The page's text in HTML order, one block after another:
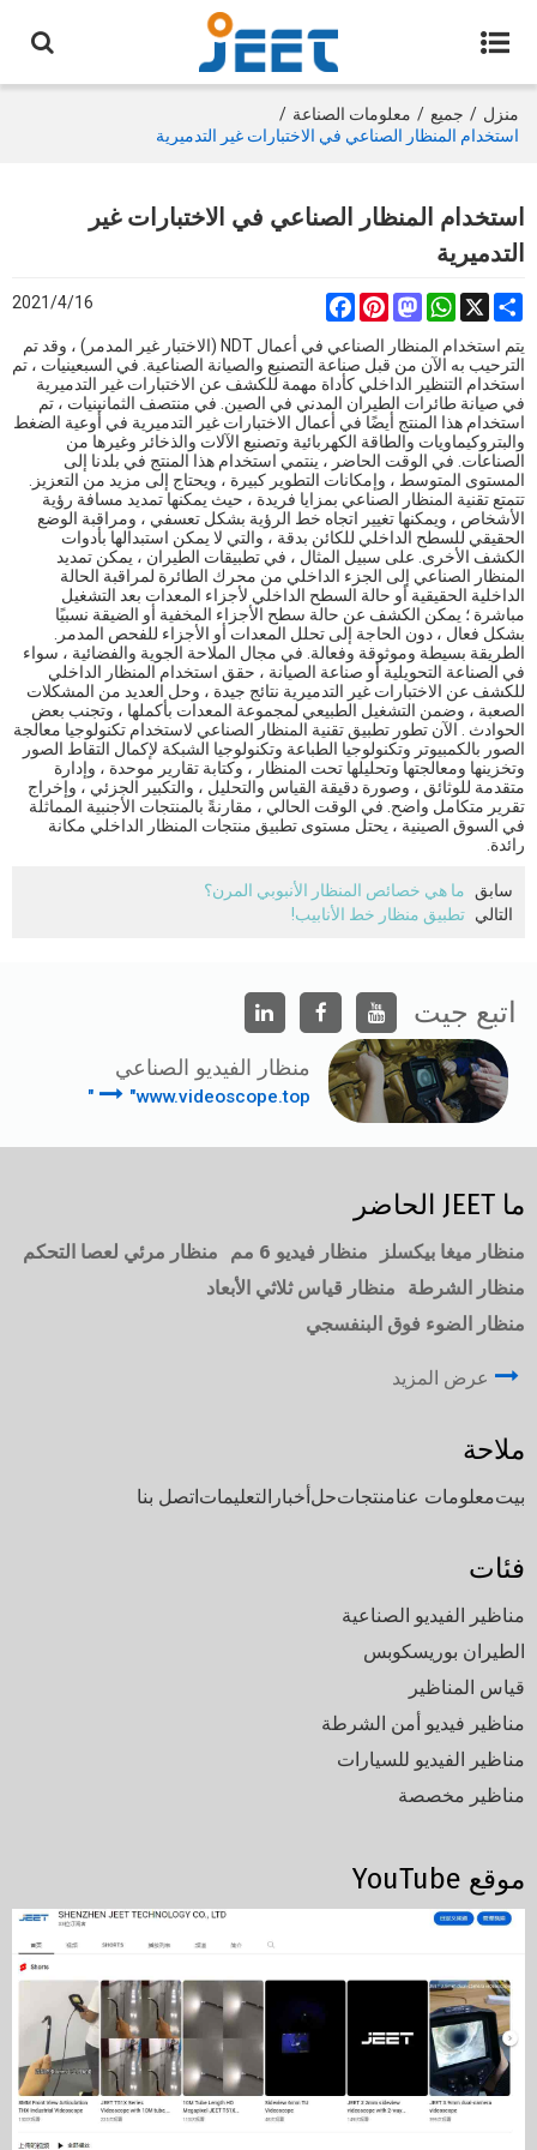
منزل / جميع / معلومات الصناعة /
استخدام المنظار الصناعي في الاختبارات غير التدميرية
استخدام المنظار الصناعي في الاختبارات غير
التدميرية
Share
FacebookPinterest
Mastodon
WhatsApp X
2021/4/16
يتم استخدام المنظار الصناعي في أعمال NDT (الاختبار غير المدمر) ، وقد تم
الترحيب به الآن من قبل صناعة التصنيع والصيانة الصناعية. في السبعينيات ، تم
استخدام التنظير الداخلي كأداة مهمة للكشف عن الاختبارات غير التدميرية
في صيانة طائرات الطيران المدني في الصين. في منتصف الثمانينيات ، تم
استخدام هذا المنتج أيضًا في أعمال الاختبارات غير التدميرية في أوعية الضغط
والبتروكيماويات والطاقة الكهربائية وتصنيع الآلات والذخائر وغيرها من
الصناعات. في الوقت الحاضر ، ينتمي استخدام هذا المنتج في بلدنا إلى
المستوى المتوسط ، وإمكانات التطوير كبيرة ، ويحتاج إلى مزيد من التعزيز.
تتمتع تقنية المنظار الصناعي بمزايا فريدة ، حيث يمكنها تمديد مسافة رؤية
الأشخاص ، ويمكنها تغيير اتجاه خط الرؤية بشكل تعسفي ، ومراقبة الوضع
الحقيقي للسطح الداخلي للكائن بدقة ، والتي لا يمكن استبدالها بأدوات
الكشف الأخرى. على سبيل المثال ، في تطبيقات الطيران ، يمكن تمديد
المنظار الصناعي إلى الجزء الداخلي من محرك الطائرة لمراقبة الحالة
الداخلية الحقيقية أو حالة السطح الداخلي لأجزاء المعدات بعد التشغيل
مباشرة ؛ يمكن الكشف عن حالة سطح الأجزاء المخفية أو الضيقة نسبيًا
بشكل فعال ، دون الحاجة إلى تحلل المعدات أو الأجزاء للفحص المدمر.
الطريقة بسيطة وموثوقة وفعالة. في مجال الملاحة الجوية والفضائية ، سواء
في الصناعة التحويلية أو صناعة الصيانة ، حقق استخدام المنظار الداخلي
للكشف عن الاختبارات غير التدميرية نتائج جيدة ، وحل العديد من المشكلات
الصعبة ، وضمن التشغيل الطبيعي لمجموعة المعدات بأكملها ، وتجنب بعض
الحوادث . الآن تطور تطبيق تقنية المنظار الصناعي لاستخدام تكنولوجيا معالجة
الصور بالكمبيوتر وتكنولوجيا الطباعة وتكنولوجيا الشبكة لإكمال التقاط الصور
وتخزينها ومعالجتها وتحليلها تحت المنظار ، وكتابة تقارير موحدة ، وإدارة
متقدمة للوثائق ، وصورة دقيقة القياس والتحليل ، والتكبير الجزئي ، وإخراج
تقرير متكامل واضح. في الوقت الحالي ، مقارنةً بالمنتجات الأجنبية المماثلة
في السوق الصينية ، يحتل مستوى تطبيق منتجات المنظار الداخلي مكانة
رائدة.
سابق
ما هي خصائص المنظار الأنبوبي المرن؟
التالي تطبيق منظار خط الأنابيب!
اتبع جيت
منظار الفيديو الصناعي
"www.videoscope.top"
ما JEET الحاضر
منظار ميغا بيكسلز منظار فيديو 6 مم
منظار مرئي لعصا التحكم
منظار الشرطة
منظار قياس ثلاثي الأبعاد
منظار الضوء فوق البنفسجي
عرض المزيد
ملاحة
بيتمعلومات عنامنتجاتحلأخبار التعليماتاتصل بنا
فئات
مناظير الفيديو الصناعية
الطيران بوريسكوبس
قياس المناظير
مناظير فيديو أمن الشرطة
مناظير الفيديو للسيارات
مناظير مخصصة
موقع YouTube